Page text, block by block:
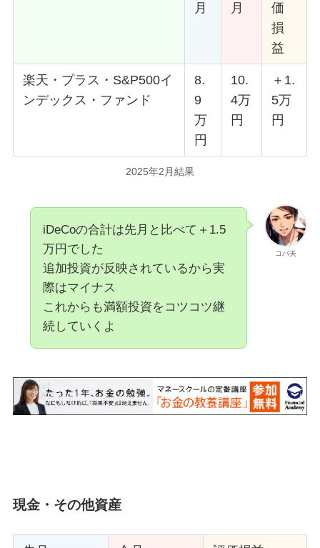
月 月
価
損
益
楽天・プラス・S&P500イ
ンデックス・ファンド
8.
9
万
円
10.
4万
円
＋1.
5万
円
2025年2月結果
コバ夫
iDeCoの合計は先月と比べて＋1.5
万円でした
追加投資が反映されているから実
際はマイナス
これからも満額投資をコツコツ継
続していくよ
現金・その他資産